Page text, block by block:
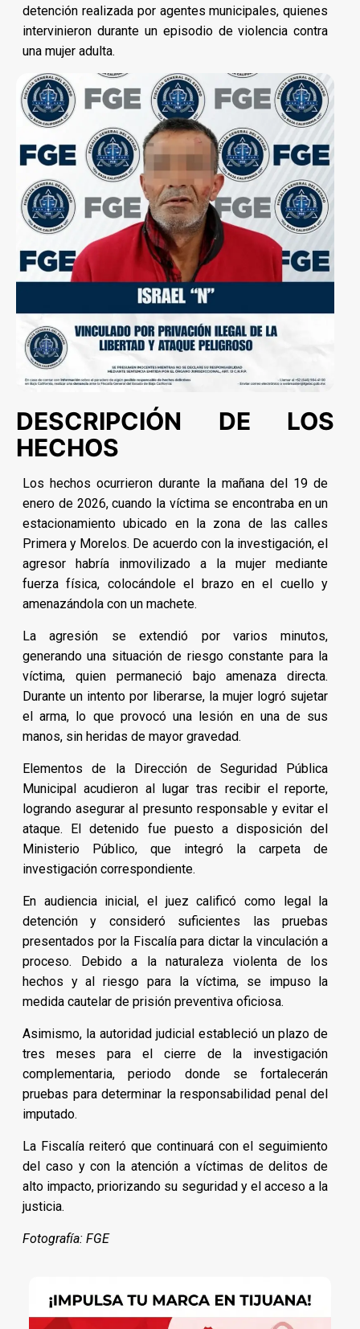
detención realizada por agentes municipales, quienes
intervinieron durante un episodio de violencia contra
una mujer adulta.
DESCRIPCIÓN DE LOS
HECHOS
Los hechos ocurrieron durante la mañana del 19 de
enero de 2026, cuando la víctima se encontraba en un
estacionamiento ubicado en la zona de las calles
Primera y Morelos. De acuerdo con la investigación, el
agresor habría inmovilizado a la mujer mediante
fuerza física, colocándole el brazo en el cuello y
amenazándola con un machete.
La agresión se extendió por varios minutos,
generando una situación de riesgo constante para la
víctima, quien permaneció bajo amenaza directa.
Durante un intento por liberarse, la mujer logró sujetar
el arma, lo que provocó una lesión en una de sus
manos, sin heridas de mayor gravedad.
Elementos de la Dirección de Seguridad Pública
Municipal acudieron al lugar tras recibir el reporte,
logrando asegurar al presunto responsable y evitar el
ataque. El detenido fue puesto a disposición del
Ministerio Público, que integró la carpeta de
investigación correspondiente.
En audiencia inicial, el juez calificó como legal la
detención y consideró suficientes las pruebas
presentados por la Fiscalía para dictar la vinculación a
proceso. Debido a la naturaleza violenta de los
hechos y al riesgo para la víctima, se impuso la
medida cautelar de prisión preventiva oficiosa.
Asimismo, la autoridad judicial estableció un plazo de
tres meses para el cierre de la investigación
complementaria, periodo donde se fortalecerán
pruebas para determinar la responsabilidad penal del
imputado.
La Fiscalía reiteró que continuará con el seguimiento
del caso y con la atención a víctimas de delitos de
alto impacto, priorizando su seguridad y el acceso a la
justicia.
Fotografía: FGE